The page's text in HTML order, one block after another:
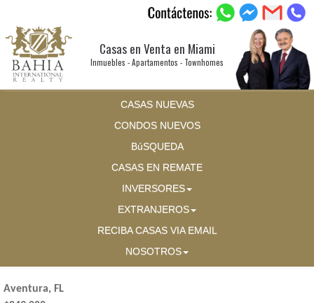
Casas en Venta en Miami
Inmuebles - Apartamentos - Townhomes
CASAS NUEVAS
CONDOS NUEVOS
BúSQUEDA
CASAS EN REMATE
INVERSORES
EXTRANJEROS
RECIBA CASAS VIA EMAIL
NOSOTROS
Aventura, FL